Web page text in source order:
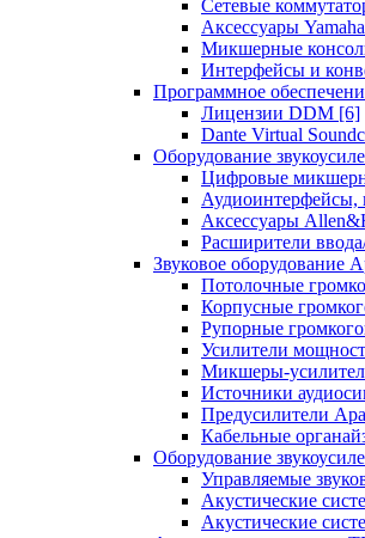
Сетевые
Аксессуары Yamaha
Микшерные
Интерфейсы и
Программное
Лицензии DDM [6]
Dante Virtual
Оборудование
Цифровые
Аудиоинтерфейсы,
Аксессуары
Расширители
Звуковое оборудование
Потолочные
Корпусные
Рупорные
Усилители
Микшеры-
Источники
Предусилители
Кабельные
Оборудование
Управляемые
Акустические
Акустические